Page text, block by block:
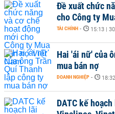
Đề xuất chức
cho Công ty
TÀI CHÍNH - 15:13 |
Hai 'ái nữ' của
mua bán nợ
DOANH NGHIỆP -
DATC kế